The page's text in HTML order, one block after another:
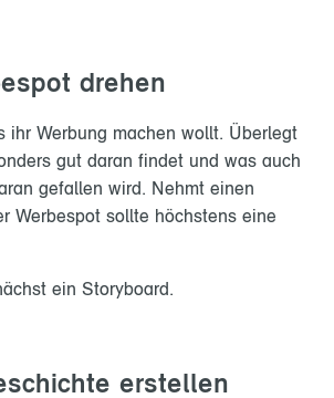
drehen
ihr Werbung machen wollt. Überlegt
gut daran findet und was auch
gefallen wird. Nehmt einen
Werbespot sollte höchstens eine
ein Storyboard.
erstellen